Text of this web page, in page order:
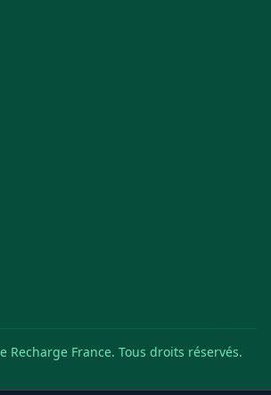
Recharge France. Tous droits réservés.